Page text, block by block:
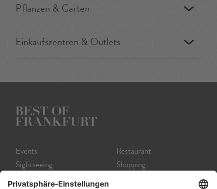
Pflanzen & Garten
Einkaufszentren & Outlets
Events
Sightseeing
Museum
Restaurant
Shopping